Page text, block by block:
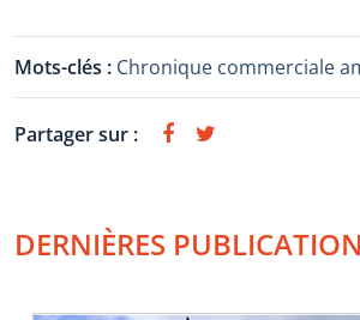
Mots-clés : Chronique commerciale
Partager sur :
DERNIÈRES